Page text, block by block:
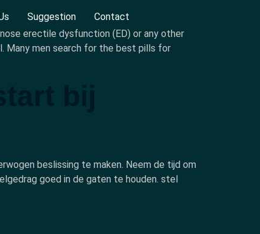
Suggestion Contact
erectile dysfunction (ED) or any other
Many men search for the best pills for
beslissing te maken. Neem de tijd om
goed in de gaten te houden. stel